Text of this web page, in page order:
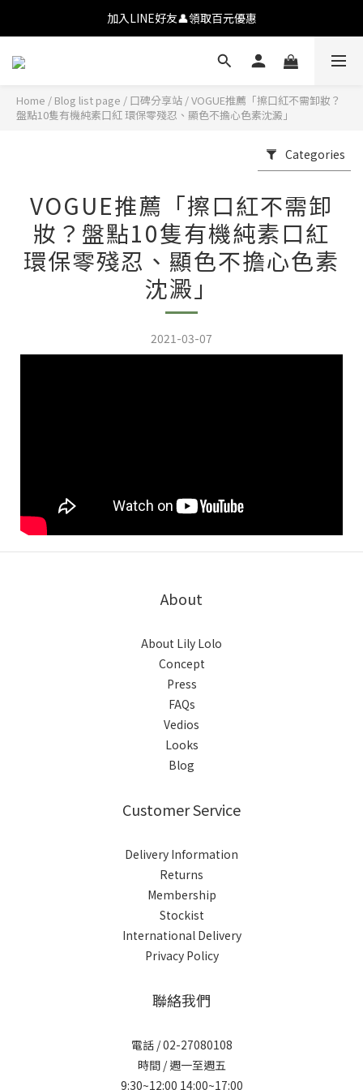
💗【新會員首購九折】透氧彩妝・全肌友善💗
加入LINE好友👤領取百元優惠
💗【新會員首購九折】透氧彩妝・全肌友善💗
Home / Blog list page / 口碑分享站 /VOGUE推薦「擦口紅不需卸妝？
盤點10隻有機純素口紅 環保零殘忍、顯色不擔心色素沈澱」
Categories
VOGUE推薦「擦口紅不需卸
妝？盤點10隻有機純素口紅
環保零殘忍、顯色不擔心色素
沈澱」
2021-03-07
About
About Lily Lolo
Concept
Press
FAQs
Vedios
Looks
Blog
Customer Service
Delivery Information
Returns
Membership
Stockist
International Delivery
Privacy Policy
聯絡我們
電話 / 02-27080108
時間 / 週一至週五
9:30~12:00 14:00~17:00